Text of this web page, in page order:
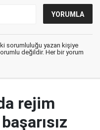
sorumluluğu yazan kişiye
değildir. Her bir yorum
rejim